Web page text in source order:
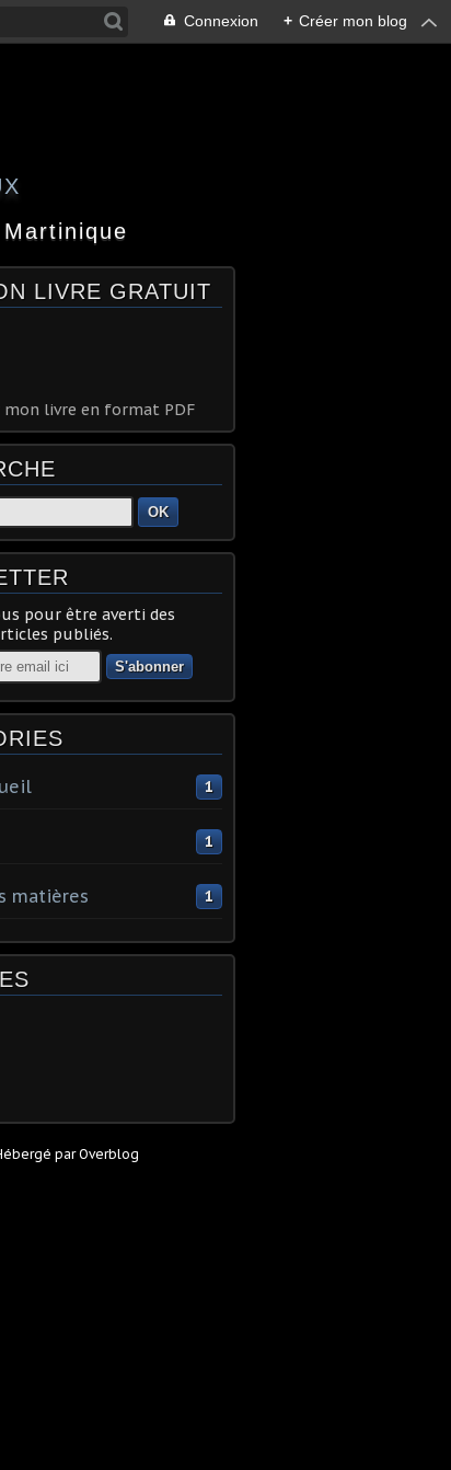
Connexion + Créer mon blog
LIVRE GRATUIT
mon livre en format PDF
OK
pour être averti des
publiés.
1
1
matières 1
parOverblog